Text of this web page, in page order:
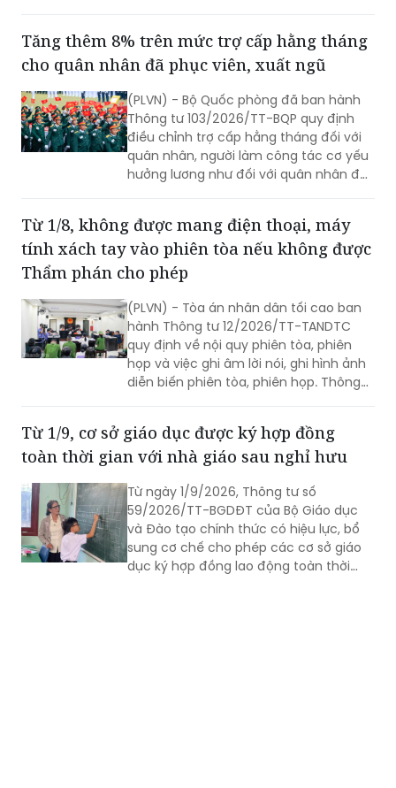
thông báo cho cơ quan đăng ký cư trú.
Tăng thêm 8% trên mức trợ cấp hằng tháng
cho quân nhân đã phục viên, xuất ngũ
(PLVN) - Bộ Quốc phòng đã ban hành
Thông tư 103/2026/TT-BQP quy định
điều chỉnh trợ cấp hằng tháng đối với
quân nhân, người làm công tác cơ yếu
hưởng lương như đối với quân nhân đã
Từ 1/8, không được mang điện thoại, máy
tính xách tay vào phiên tòa nếu không được
Thẩm phán cho phép
(PLVN) - Tòa án nhân dân tối cao ban
hành Thông tư 12/2026/TT-TANDTC
quy định về nội quy phiên tòa, phiên
họp và việc ghi âm lời nói, ghi hình ảnh
diễn biến phiên tòa, phiên họp. Thông
Từ 1/9, cơ sở giáo dục được ký hợp đồng
toàn thời gian với nhà giáo sau nghỉ hưu
Từ ngày 1/9/2026, Thông tư số
59/2026/TT-BGDĐT của Bộ Giáo dục
và Đào tạo chính thức có hiệu lực, bổ
sung cơ chế cho phép các cơ sở giáo
dục ký hợp đồng lao động toàn thời